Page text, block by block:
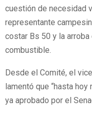
cuestión de necesidad
representante
costar Bs 50 y la
combustible.
Desde el Comité, el
lamentó que “hasta
ya aprobado por el